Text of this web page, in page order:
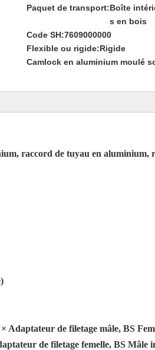
Paquet de transport:Boîte
s en bois
Code SH:7609000000
Flexible ou rigide:Rigide
Camlock en aluminium moulé
raccord de tuyau en aluminium,
Adaptateur de filetage mâle, BS
de filetage femelle, BS Mâle